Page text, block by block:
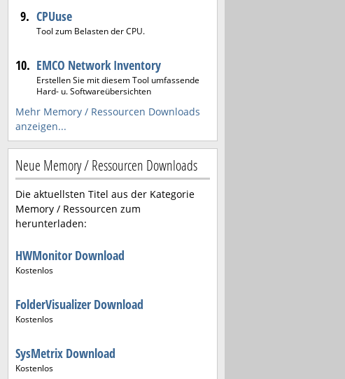
9. CPUuse
Tool zum Belasten der CPU.
10. EMCO Network Inventory
Erstellen Sie mit diesem Tool umfassende
Hard- u. Softwareübersichten
Mehr Memory / Ressourcen Downloads
anzeigen...
Neue Memory / Ressourcen Downloads
Die aktuellsten Titel aus der Kategorie
Memory / Ressourcen zum
herunterladen:
HWMonitor Download
Kostenlos
FolderVisualizer Download
Kostenlos
SysMetrix Download
Kostenlos